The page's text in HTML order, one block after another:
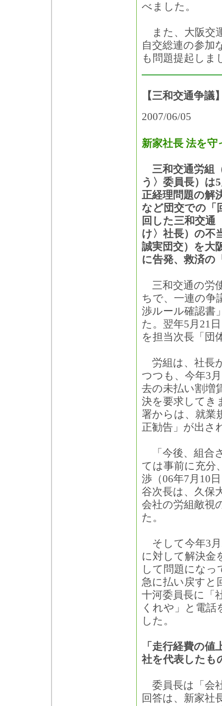
べました。
また、大阪交
自交総連の参加
も問題提起しま
【三和交通争
2007/06/05
新家社長 法を守
三和交通労組
う〉委員長）は
正経理問題の解
など団交での「
回した三和交通
け〉社長）の不
誠実団交）を大
に告発、救済の
三和交通の労
ちで、一連の争
渉ルール確認書
た。翌年5月21
を担当次長「団
労組は、社長
つつも、今年3
去の未払い割増
決を要求してき
署からは、就業
正勧告」が出さ
「今後、組合
ては事前に充
渉（06年7月10
谷次長は、久保
会社の労組敵視
た。
そして今年3月
に対して解決金
して問題になっ
急に払い戻すと
十河委員長に「
くれや」と電話
した。
「走行経費の
社を代表したも
委員長は「会
回答は、新家社